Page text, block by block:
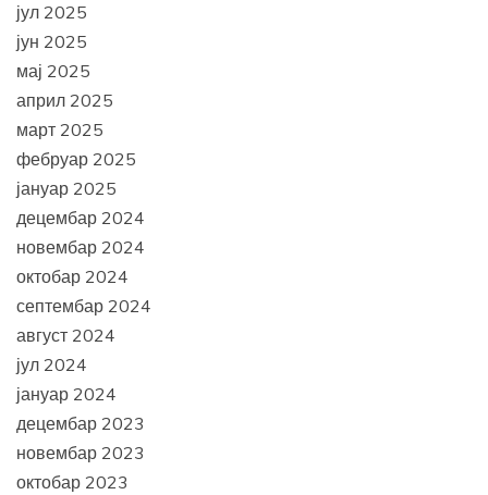
јул 2025
јун 2025
мај 2025
април 2025
март 2025
фебруар 2025
јануар 2025
децембар 2024
новембар 2024
октобар 2024
септембар 2024
август 2024
јул 2024
јануар 2024
децембар 2023
новембар 2023
октобар 2023